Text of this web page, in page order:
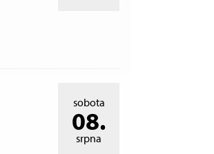
sobota
08.
srpna